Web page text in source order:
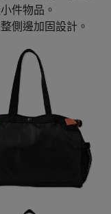
件物品。
側邊加固設計。